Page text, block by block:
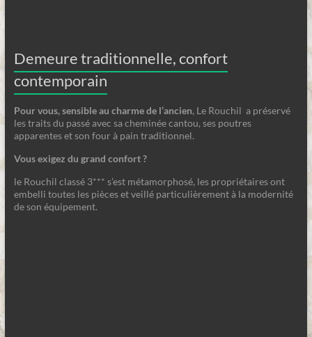
Demeure traditionnelle, confort
contemporain
Pour vous, sensible au charme de l’ancien, Le Rouchil a préservé
les traits du passé avec sa cheminée cantou, ses poutres
apparentes et son four à pain traditionnel.
Vous exigez du grand confort ?
le Rouchil classé 3*** s’est métamorphosé, les propriétaires ont
embelli toutes les pièces et veillé particulièrement à la modernité
de son équipement.